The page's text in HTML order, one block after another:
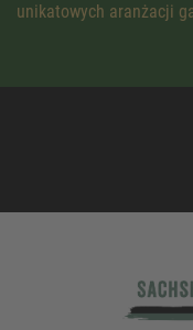
unikatowych aranżacji